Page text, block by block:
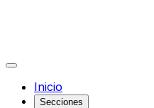
Inicio
Secciones